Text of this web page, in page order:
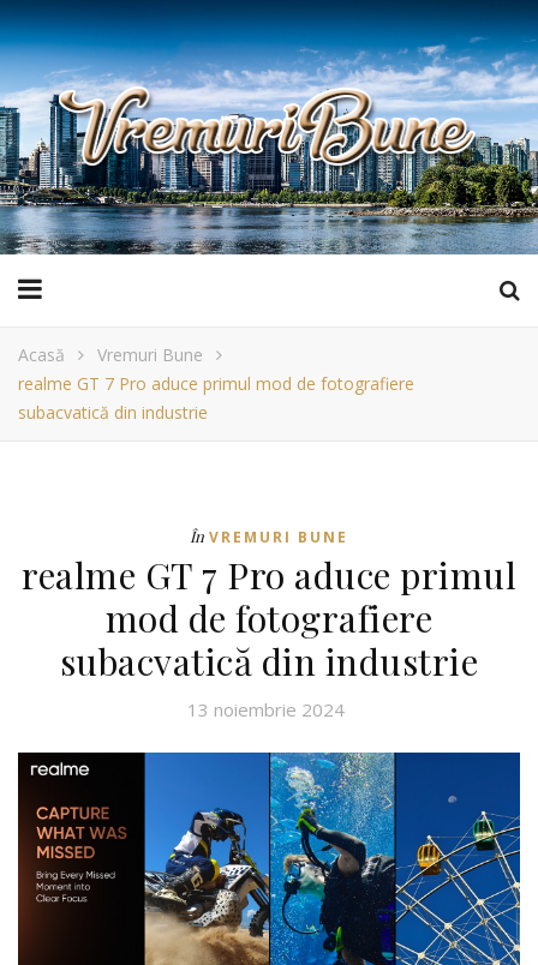
Acasă
Vremuri Bune
realme GT 7 Pro aduce primul mod de fotografiere
subacvatică din industrie
În VREMURI BUNE
realme GT 7 Pro aduce primul
mod de fotografiere
subacvatică din industrie
13 noiembrie 2024